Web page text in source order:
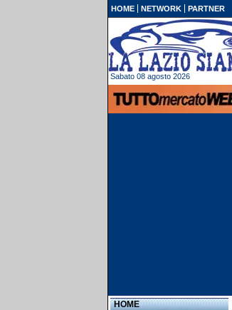
HOME NETWORK PARTNER
Sabato 08 agosto 2026
HOME